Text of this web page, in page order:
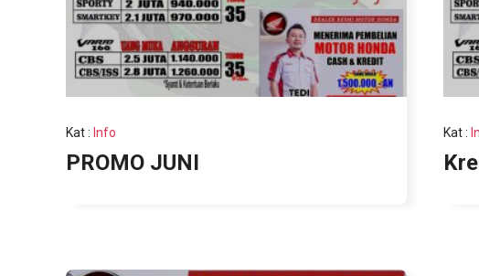
Kat: Info
PROMO JUNI
Kat: